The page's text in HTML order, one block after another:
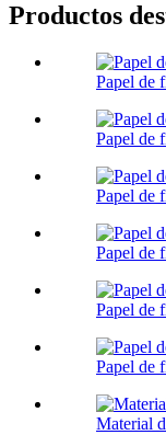
Productos
Papel de
Papel de
Papel de
Papel de
Papel de
Papel de
Material